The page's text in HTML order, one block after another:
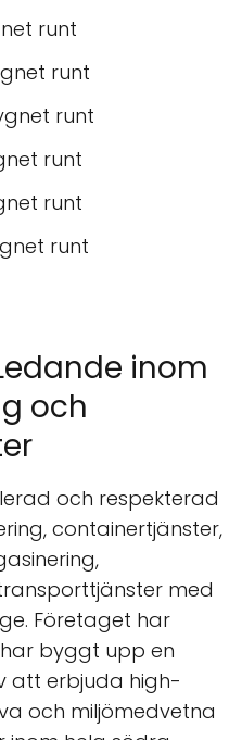
runt
runt
runt
runt
runt
runt
inom
och
och respekterad
containertjänster,
med
Företaget har
byggt upp en
att erbjuda high-
och miljömedvetna